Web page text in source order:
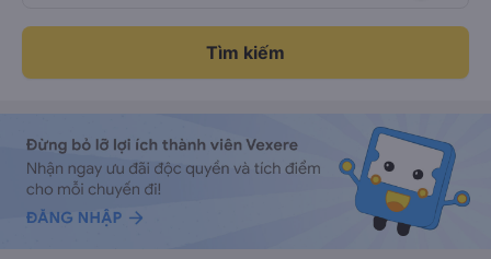
Tìm kiếm